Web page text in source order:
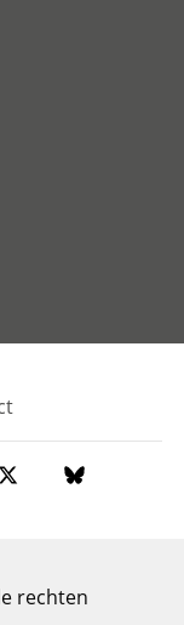
rechten